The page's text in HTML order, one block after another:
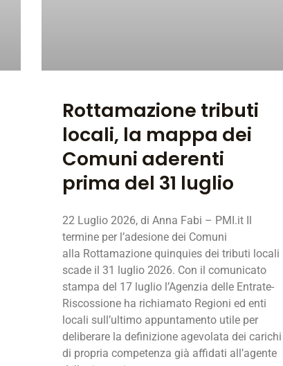
Rottamazione tributi
locali, la mappa dei
Comuni aderenti
prima del 31 luglio
22 Luglio 2026, di Anna Fabi – PMI.it Il
termine per l’adesione dei Comuni
alla Rottamazione quinquies dei tributi locali
scade il 31 luglio 2026. Con il comunicato
stampa del 17 luglio l’Agenzia delle Entrate-
Riscossione ha richiamato Regioni ed enti
locali sull’ultimo appuntamento utile per
deliberare la definizione agevolata dei carichi
di propria competenza già affidati all’agente